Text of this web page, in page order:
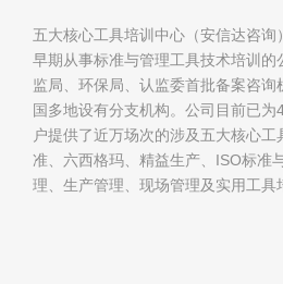
五大核心工具培训中心（安信达咨询
早期从事标准与管理工具技术培训的
监局、环保局、认监委首批备案咨询
国多地设有分支机构。公司目前已
户提供了近万场次的涉及五大核心工
准、六西格玛、精益生产、ISO标准
理、生产管理、现场管理及实用工具